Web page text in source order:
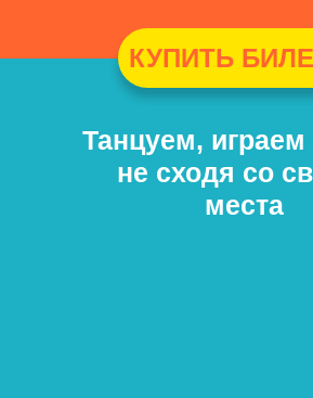
КУПИТЬ
Каждый
участник
Большой
видео-
Действие
не
сценой
Танцуем,
не сходя со
места